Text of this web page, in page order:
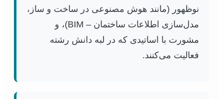
نوظهور (مانند هوش مصنوعی در ساخت و ساز،
مدل‌سازی اطلاعات ساختمان – BIM)، و
مشورت با اساتیدی که در لبه دانش رشته
فعالیت می‌کنند.